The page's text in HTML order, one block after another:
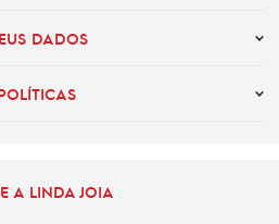
DADOS
A LINDA JOIA